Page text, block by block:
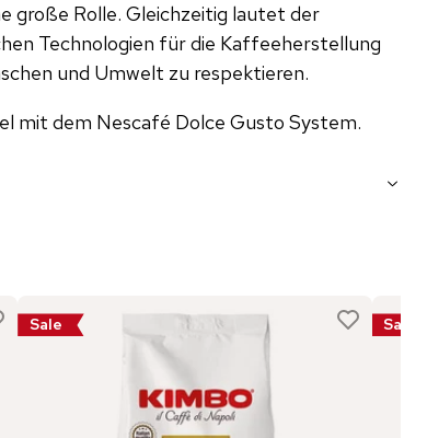
große Rolle. Gleichzeitig lautet der
Technologien für die Kaffeeherstellung
und Umwelt zu respektieren.
mit dem Nescafé Dolce Gusto System.
Sale Sale